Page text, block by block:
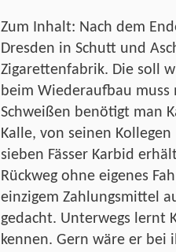
Zum Inhalt: Nach dem
Dresden in Schutt und
Zigarettenfabrik. Die soll
beim Wiederaufbau
Schweißen benötigt man
Kalle, von seinen
sieben Fässer Karbid
Rückweg ohne eigenes
einzigem Zahlungsmittel
gedacht. Unterwegs lernt
kennen. Gern wäre er bei